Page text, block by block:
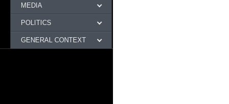
MEDIA
POLITICS
GENERAL CONTEXT